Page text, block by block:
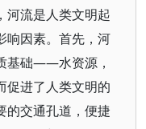
河流是人类文明起
响因素。首先，河
基础——水资源，
促进了人类文明的
的交通孔道，便捷